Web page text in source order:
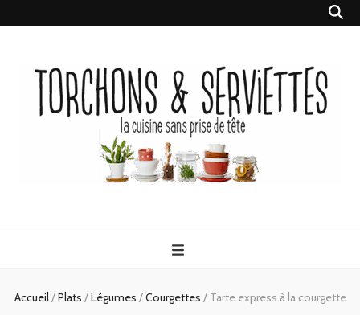
Serviettes
Accueil/Plats /Légumes /Courgettes / Tarte express à la courgette